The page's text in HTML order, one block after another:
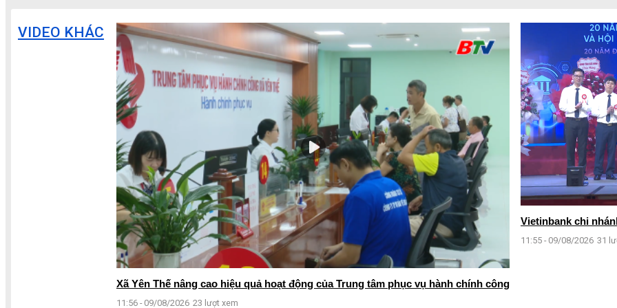
VIDEO KHÁC
Xã Yên Thế nâng cao hiệu quả hoạt động của Trung tâm phục vụ hành chính công
11:56 - 09/08/2026 23 lượt xem
Vietinbank chi
11:55 - 09/08/2026 31